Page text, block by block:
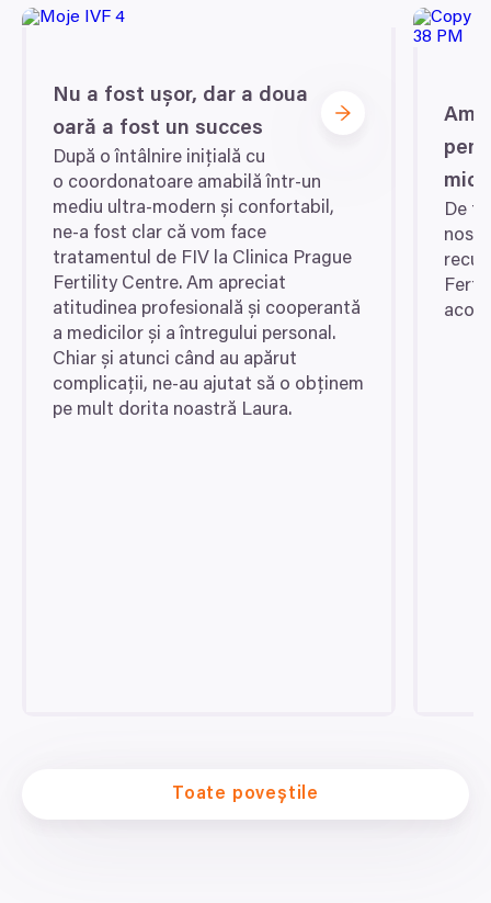
poloze, které mohou být přesné na několik metrů
Identifikovali vaše zařízení pomocí aktivního
Zjistěte více o tom, jak zpracováváme vaše osobní
části s podrobnostmi.
Svůj souhlas můžete kdykoliv změnit nebo odvolat v
části Prohlášení o souborech cookie.
K personalizaci obsahu a reklam, poskytování funkcí
sociálních médií a analýze naší návštěvnosti využíváme
soubory cookie. Informace o tom, jak náš web používáte,
sdílíme se svými partnery pro sociální média, inzerci a
analýzy. Partneři tyto údaje mohou zkombinovat s
dalšími informacemi, které jste jim poskytli nebo které
získali v důsledku toho, že používáte jejich služby.
souhlasu
Statistické
Marketingové
Povolit vše
Povolit výběr
Nu a fost ușor, dar a doua
oară a fost un succes
După o întâlnire inițială cu
o coordonatoare amabilă într-un
mediu ultra-modern și confortabil,
ne‑a fost clar că vom face
tratamentul de FIV la Clinica Prague
Fertility Centre. Am apreciat
atitudinea profesională și cooperantă
a medicilor și a întregului personal.
Chiar și atunci când au apărut
complicații, ne-au ajutat să o obținem
pe mult dorita noastră Laura.
Am
De
Toate poveștile